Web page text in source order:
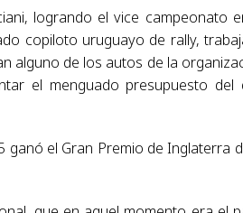
logrando el vice campeonato
copiloto uruguayo de rally,
alguno de los autos de la
el menguado presupuesto del
ganó el Gran Premio de Inglaterra